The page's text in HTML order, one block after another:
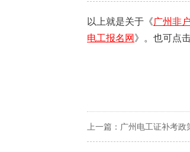
以上就是关于《广州非
电工报名网 》。也可点
上一篇： 广州电工证补考政